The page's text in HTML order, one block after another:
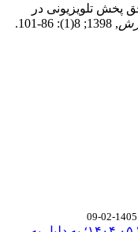
تلویزیونی در
, 1398; 8(1): 86-101.
1405-02-09